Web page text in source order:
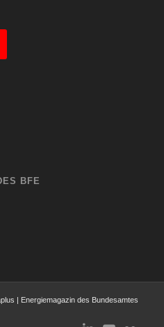
BFE
| Energiemagazin des Bundesamtes